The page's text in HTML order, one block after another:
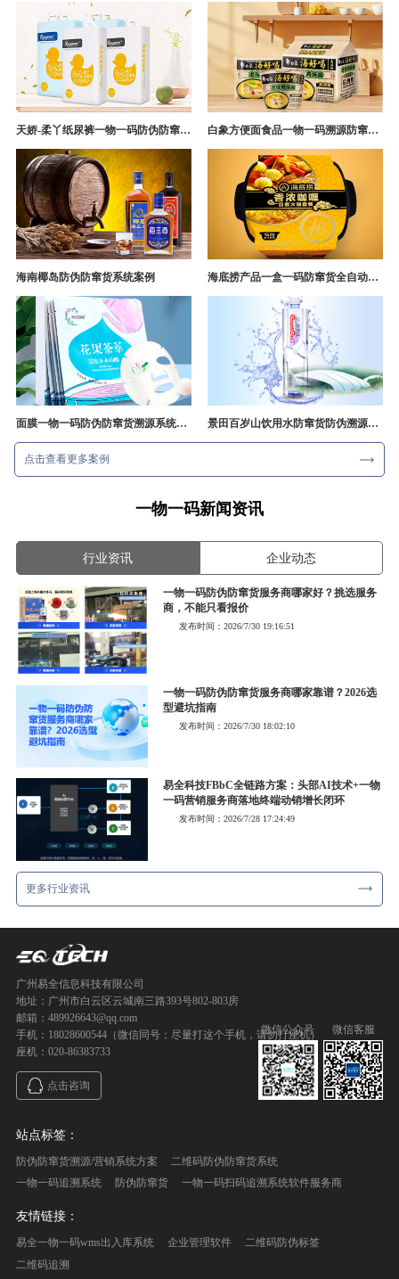
天娇-柔丫纸尿裤一物一码防伪防窜货追溯系统案例 白象方便面食品一物一码溯源防窜货解决方案
海南椰岛防伪防窜货系统案例 海底捞产品一盒一码防窜货全自动产线追溯方案
面膜一物一码防伪防窜货溯源系统开发 景田百岁山饮用水防窜货防伪溯源成功案例
点击查看更多案例
一物一码新闻资讯
行业资讯 企业动态
一物一码防伪防窜货服务商哪家好？挑选服务
商，不能只看报价
发布时间：2026/7/30 19:16:51
一物一码防伪防窜货服务商哪家靠谱？2026选
型避坑指南
发布时间：2026/7/30 18:02:10
易全科技FBbC全链路方案：头部AI技术+一物
一码营销服务商落地终端动销增长闭环
发布时间：2026/7/28 17:24:49
更多行业资讯
广州易全信息科技有限公司
地址：广州市白云区云城南三路393号802-803房
邮箱：489926643@qq.com
手机：18028600544（微信同号；尽量打这个手机，请勿打座机）
座机：020-86383733
点击咨询
微信公众号 微信客服
站点标签：
防伪防窜货溯源/营销系统方案
二维码防伪防窜货系统
一物一码追溯系统
防伪防窜货 一物一码扫码追溯系统软件服务商
友情链接：
易全一物一码wms出入库系统 企业管理软件
二维码防伪标签
二维码追溯